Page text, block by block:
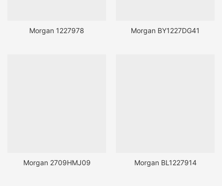
Morgan 1227978 Morgan BY1227DG41
Morgan 2709HMJ09 Morgan BL1227914